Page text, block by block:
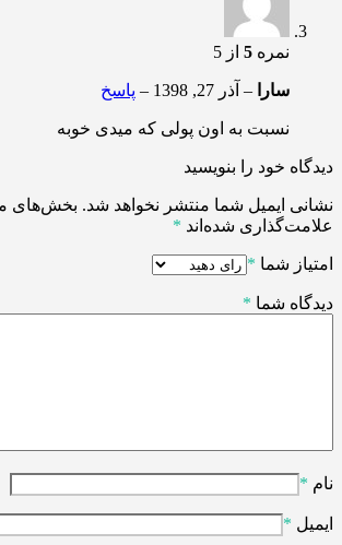
نمره 5 از 5
سارا – آذر 27, 1398 – پاسخ
نسبت به اون پولی که میدی خوبه
دیدگاه خود را بنویسید
نشانی ایمیل شما منتشر نخواهد شد. بخش‌های
علامت‌گذاری شده‌اند *
امتیاز شما *
دیدگاه شما *
نام *
ایمیل *